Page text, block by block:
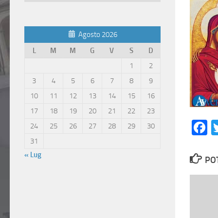
Agosto 2026
L
M M G V S
D
1
2
3
4 5 6 7 8
9
10
11 12 13 14 15
16
17
18 19 20 21 22
23
24
25 26 27 28 29
30
31
« Lug